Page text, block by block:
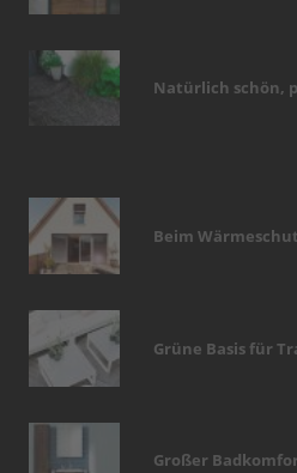
Natürlich schön,
Beim
Grüne Basis für
Großer